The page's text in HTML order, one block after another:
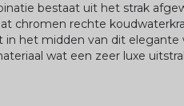
bestaat uit het strak
chromen rechte
in het midden van dit
wat een zeer luxe